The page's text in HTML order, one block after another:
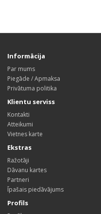
Informācija
Par mums
Piegāde / Apmaksa
Privātuma politika
Klientu serviss
Kontakti
Atteikumi
Vietnes karte
Ekstras
Ražotāji
Dāvanu kartes
Partneri
Īpašais piedāvājums
Profils